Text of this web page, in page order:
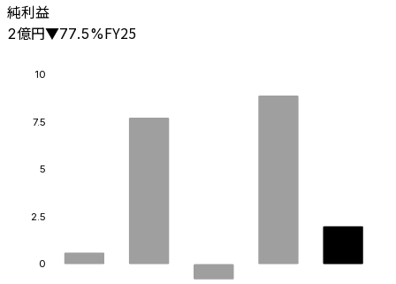
純利益
2億円▼77.5%FY25
0
2.5
5
7.5
10